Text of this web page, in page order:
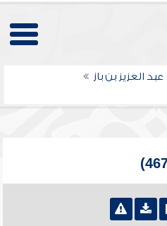
عبد العزيز بن باز